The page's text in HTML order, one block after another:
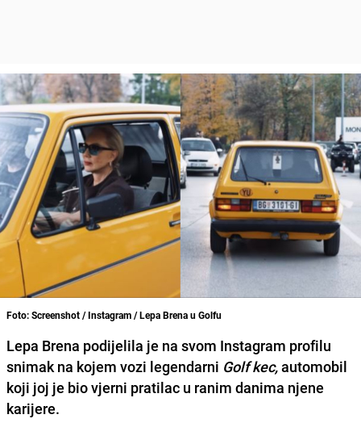
Foto: Screenshot / Instagram / Lepa Brena u Golfu
Lepa Brena podijelila je na svom Instagram profilu
snimak na kojem vozi legendarni Golf kec,automobil
koji joj je bio vjerni pratilac u ranim danima njene
karijere.